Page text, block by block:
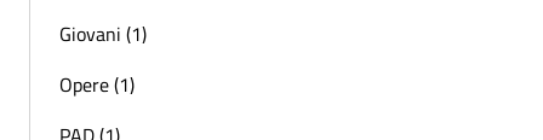
Giovani (1)
Opere (1)